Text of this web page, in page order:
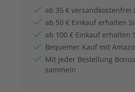
ab 35 € versandkostenfrei
ab 50 € Einkauf erhalten
ab 100 € Einkauf erhalten
Bequemer Kauf mit
Mit jeder Bestellung
sammeln